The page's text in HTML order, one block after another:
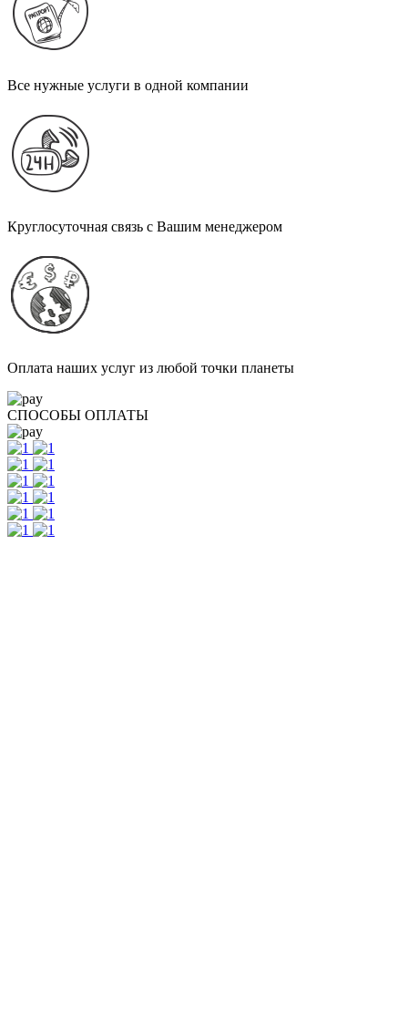
Все нужные услуги в одной компании
Круглосуточная связь с Вашим менеджером
Оплата наших услуг из любой точки планеты
СПОСОБЫ ОПЛАТЫ